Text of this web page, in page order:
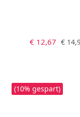
Verkaufspreis:
€ 12,67 €
(10% gespart)